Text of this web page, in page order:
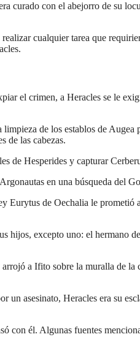
curado con el abejorro de su
cualquier tarea que
el crimen, a Heracles se le
de los establos de
de las cabezas.
de Hesperides y capturar
en una búsqueda del
Eurytus de Oechalia le
hijos, excepto uno: el
a Ifito sobre la muralla de
un asesinato, Heracles era su
con él. Algunas fuentes